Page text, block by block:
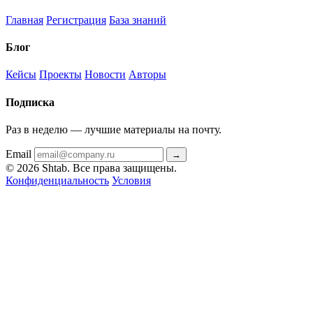
Главная Регистрация База знаний
Блог
Кейсы Проекты Новости Авторы
Подписка
Раз в неделю — лучшие материалы на почту.
Email →
© 2026 Shtab. Все права защищены.
Конфиденциальность Условия